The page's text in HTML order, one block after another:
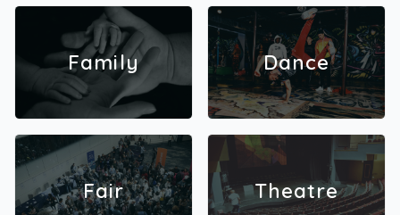
Family Dance
Fair Theatre